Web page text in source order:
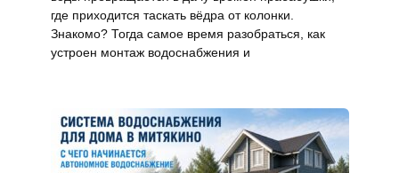
где приходится таскать вёдра от колонки.
Знакомо? Тогда самое время разобраться, как
устроен монтаж водоснабжения и